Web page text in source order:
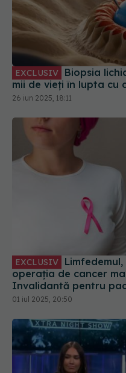
EXCLUSIV Biopsia lichidă, tehnica ce poate salva
mii de vieți în lupta cu
26 iun 2025, 18:11
EXCLUSIV
operația de cancer
Invalidantă pentru
01 iul 2025, 20:50